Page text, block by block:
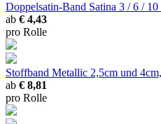
Doppelsatin-Band Satina 3 / 6 /
ab € 4,43
pro Rolle
Stoffband Metallic 2,5cm und
ab € 8,81
pro Rolle